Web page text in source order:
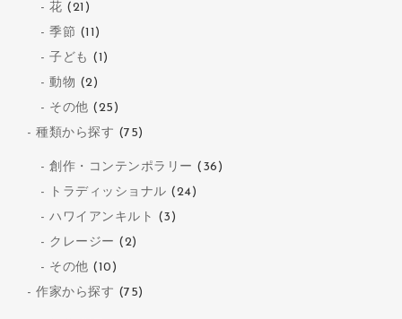
花 (21)
季節 (11)
子ども (1)
動物 (2)
その他 (25)
種類から探す (75)
創作・コンテンポラリー (36)
トラディッショナル (24)
ハワイアンキルト (3)
クレージー (2)
その他 (10)
作家から探す (75)